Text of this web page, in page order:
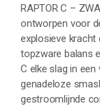
RAPTOR C –
ontworpen voor
explosieve kracht
topzware balans
C elke slag in
genadeloze
gestroomlijnde